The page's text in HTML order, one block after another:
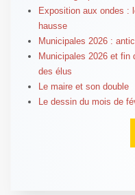
Exposition aux ondes :
hausse
Municipales 2026 :
Municipales 2026 et fin
des élus
Le maire et son double
Le dessin du mois de